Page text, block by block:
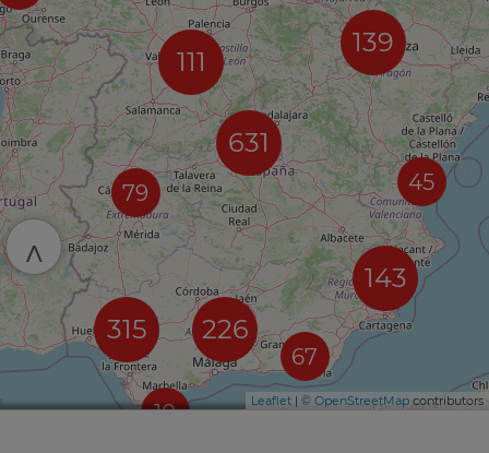
111
79
631
10
226
315
139
67
45
143
Leaflet | © OpenStreetMap contributors
^